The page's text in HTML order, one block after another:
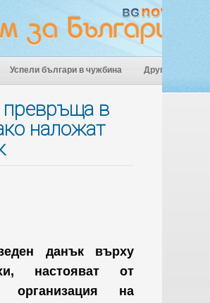
Успели българи в чужбина Други
превръща в
наложат
данък върху
настояват от
организация на